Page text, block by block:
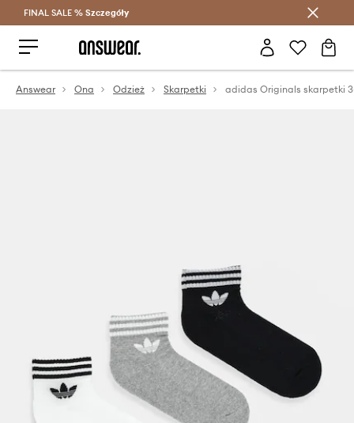
Oszczędzaj z Answear Club >
FINAL SALE % Szczegóły
Answear Ona Odzież Skarpetki